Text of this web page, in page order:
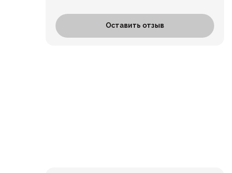
Оставить отзыв